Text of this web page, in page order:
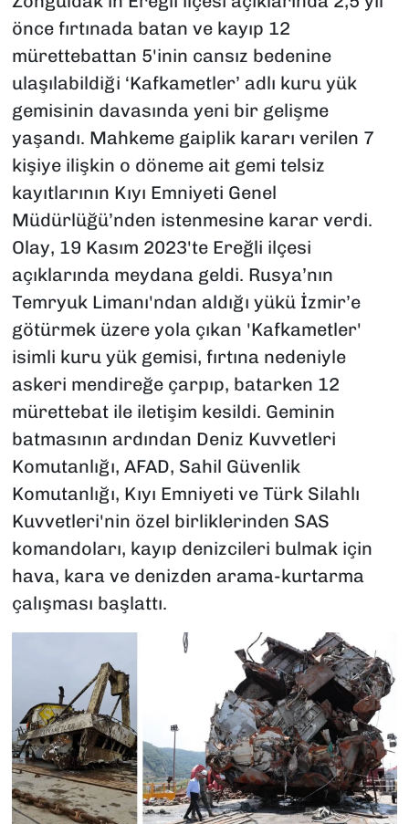
önce fırtınada batan ve kayıp 12
mürettebattan 5'inin cansız bedenine
ulaşılabildiği ‘Kafkametler’ adlı kuru yük
gemisinin davasında yeni bir gelişme
yaşandı. Mahkeme gaiplik kararı verilen 7
kişiye ilişkin o döneme ait gemi telsiz
kayıtlarının Kıyı Emniyeti Genel
Müdürlüğü’nden istenmesine karar verdi.
Olay, 19 Kasım 2023'te Ereğli ilçesi
açıklarında meydana geldi. Rusya’nın
Temryuk Limanı'ndan aldığı yükü İzmir’e
götürmek üzere yola çıkan 'Kafkametler'
isimli kuru yük gemisi, fırtına nedeniyle
askeri mendireğe çarpıp, batarken 12
mürettebat ile iletişim kesildi. Geminin
batmasının ardından Deniz Kuvvetleri
Komutanlığı, AFAD, Sahil Güvenlik
Komutanlığı, Kıyı Emniyeti ve Türk Silahlı
Kuvvetleri'nin özel birliklerinden SAS
komandoları, kayıp denizcileri bulmak için
hava, kara ve denizden arama-kurtarma
çalışması başlattı.